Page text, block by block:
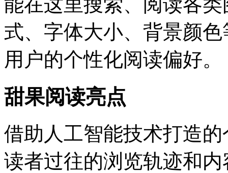
式、字体大小、背景颜
用户的个性化阅读偏好。
甜果阅读亮点
借助人工智能技术打造
读者过往的浏览轨迹和